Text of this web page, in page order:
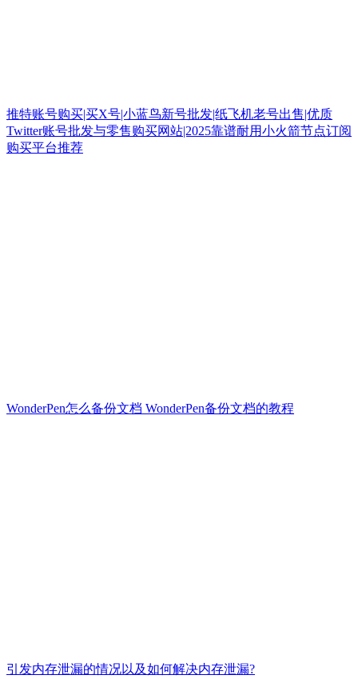
推特账号购买|买X号|小蓝鸟新号批发|纸飞机老号出售|优质
Twitter账号批发与零售购买网站|2025靠谱耐用小火箭节点订阅
购买平台推荐
WonderPen怎么备份文档 WonderPen备份文档的教程
引发内存泄漏的情况以及如何解决内存泄漏?